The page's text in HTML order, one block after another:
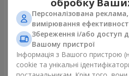
Мікс "Планета троянд" із 51
кущової троянди
6 422 грн
2
Персоналізована
вимірювання
Збереження і/або доступ
Вашому пристрої
Інформація з Вашого пристрою
cookie та унікальні